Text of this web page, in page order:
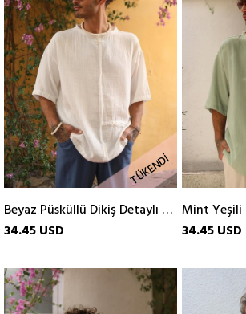
TÜKENDI
Beyaz Püsküllü Dikiş Detaylı Erkek Tshirt
34.45 USD
34.45 USD